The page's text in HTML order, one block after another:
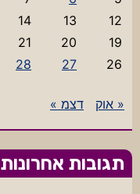
12
13
14
19
20
21
26
27
28
« אוק דצמ »
תגובות אחרונות